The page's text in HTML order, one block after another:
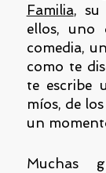
Familia, su
ellos,
comedia,
como te
te escribe
míos, de
un
Muchas